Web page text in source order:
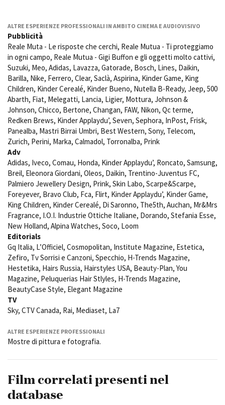
ALTRE ESPERIENZE PROFESSIONALI IN AMBITO CINEMA E AUDIOVISIVO
Pubblicità
Reale Muta - Le risposte che cerchi, Reale Mutua - Ti proteggiamo
in ogni campo, Reale Mutua - Gigi Buffon e gli oggetti molto cattivi,
Suzuki, Meo, Adidas, Lavazza, Gatorade, Bosch, Lines, Daikin,
Barilla, Nike, Ferrero, Clear, Saclà, Aspirina, Kinder Game, King
Children, Kinder Cerealé, Kinder Bueno, Nutella B-Ready, Jeep, 500
Abarth, Fiat, Melegatti, Lancia, Ligier, Mottura, Johnson &
Johnson, Chicco, Bertone, Changan, FAW, Nikon, Qc terme,
Redken Brews, Kinder Applaydu’, Seven, Sephora, InPost, Frisk,
Panealba, Mastri Birrai Umbri, Best Western, Sony, Telecom,
Zurich, Perini, Marka, Calmadol, Torronalba, Prink
Adv
Adidas, Iveco, Comau, Honda, Kinder Applaydu’, Roncato, Samsung,
Breil, Eleonora Giordani, Oleos, Daikin, Trentino-Juventus FC,
Palmiero Jewellery Design, Prink, Skin Labo, Scarpe&Scarpe,
Foreyever, Bravo Club, Fca, Flirt, Kinder Applaydu’, Kinder Game,
King Children, Kinder Cerealé, Di Saronno, The5th, Auchan, Mr&Mrs
Fragrance, I.O.I. Industrie Ottiche Italiane, Dorando, Stefania Esse,
New Holland, Alpina Watches, Soco, Loom
Editorials
Gq Italia, L’Officiel, Cosmopolitan, Institute Magazine, Estetica,
Zefiro, Tv Sorrisi e Canzoni, Specchio, H-Trends Magazine,
Hestetika, Hairs Russia, Hairstyles USA, Beauty-Plan, You
Magazine, Peluquerias Hair Stlyles, H-Trends Magazine,
BeautyCase Style, Elegant Magazine
TV
Sky, CTV Canada, Rai, Mediaset, La7
ALTRE ESPERIENZE PROFESSIONALI
Mostre di pittura e fotografia.
Film correlati presenti nel
database